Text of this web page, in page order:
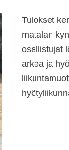
Tulokset
matalan
osallistujat
arkea ja